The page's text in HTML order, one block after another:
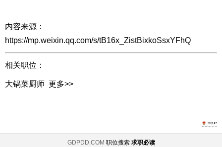
内容来源：
https://mp.weixin.qq.com/s/tB16x_ZistBixkoSsxYFhQ
相关职位：
大锅菜厨师 更多>>
GDPDD.COM 职位搜索 求职必读